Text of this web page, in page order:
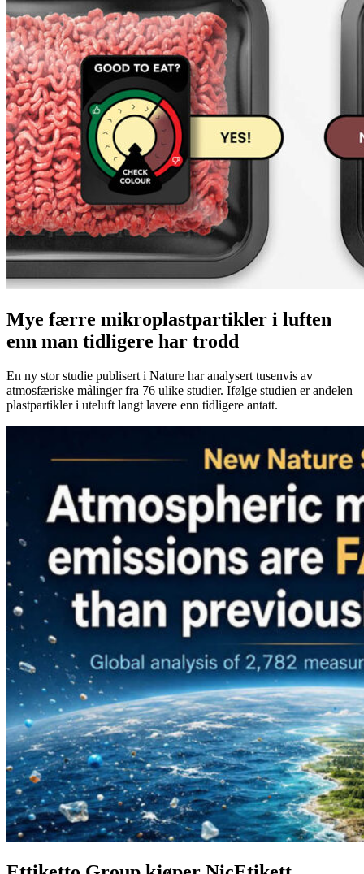
Mye færre mikroplastpartikler i luften
enn man tidligere har trodd
En ny stor studie publisert i Nature har analysert tusenvis av
atmosfæriske målinger fra 76 ulike studier. Ifølge studien er andelen
plastpartikler i uteluft langt lavere enn tidligere antatt.